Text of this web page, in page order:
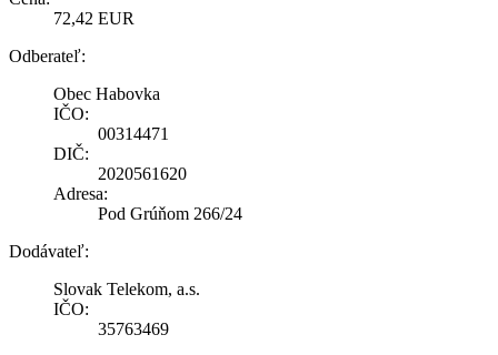
72,42 EUR
Odberateľ:
Obec Habovka
IČO:
00314471
DIČ:
2020561620
Adresa:
Pod Grúňom 266/24
Dodávateľ:
Slovak Telekom, a.s.
IČO:
35763469